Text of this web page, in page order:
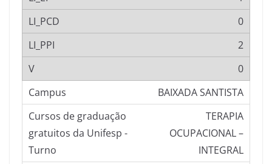
0
2
0
BAIXADA SANTISTA
TERAPIA
OCUPACIONAL –
INTEGRAL